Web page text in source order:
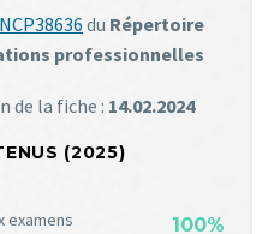
du Répertoire
professionnelles
de la fiche : 14.02.2024
(2025)
examens 100%